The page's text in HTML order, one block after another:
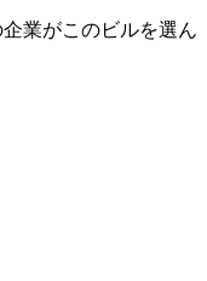
企業がこのビルを選ん